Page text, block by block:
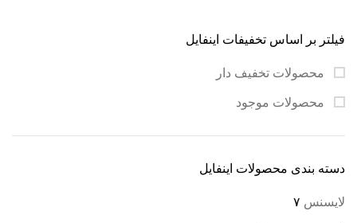
فیلتر بر اساس تخفیفات اینفایل
محصولات تخفیف دار
محصولات موجود
دسته بندی محصولات اینفایل
لایسنس ۷